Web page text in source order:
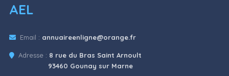
AEL
Email : annuaireenligne@orange.fr
Adresse : 8 rue du Bras Saint Arnoult
93460 Gounay sur Marne